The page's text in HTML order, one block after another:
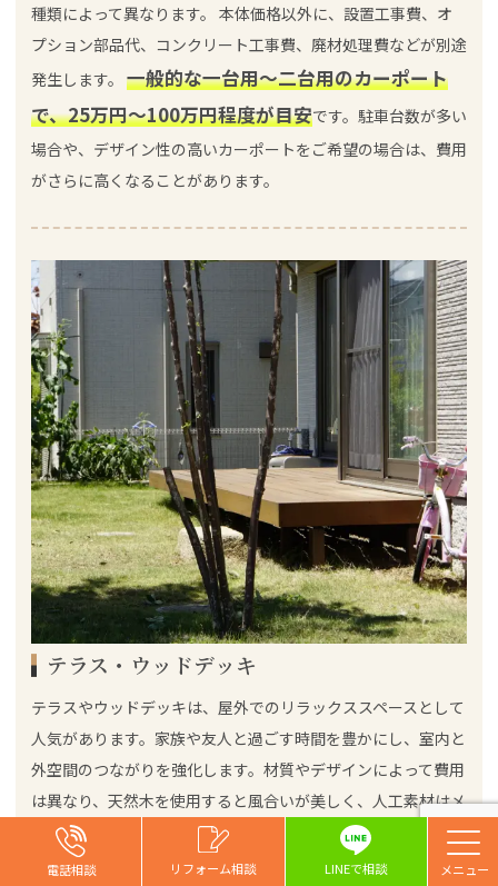
種類によって異なります。 本体価格以外に、設置工事費、オ
プション部品代、コンクリート工事費、廃材処理費などが別途
発生します。 一般的な一台用～二台用のカーポート
で、25万円～100万円程度が目安です。駐車台数が多い
場合や、デザイン性の高いカーポートをご希望の場合は、費用
がさらに高くなることがあります。
テラス・ウッドデッキ
テラスやウッドデッキは、屋外でのリラックススペースとして
人気があります。家族や友人と過ごす時間を豊かにし、室内と
外空間のつながりを強化します。材質やデザインによって費用
は異なり、天然木を使用すると風合いが美しく、人工素材はメ
ンテナンスが容易です。設置場所や広さにより費用は変動し、
特に地形による工事の難易度が影響することも。一般的な
電話相談 リフォーム相談 お問い合わせ
電話相談 リフォーム相談 お問い合わせ
電話相談 リフォーム相談 お問い合わせ
電話相談 リフォーム相談 LINEで相談